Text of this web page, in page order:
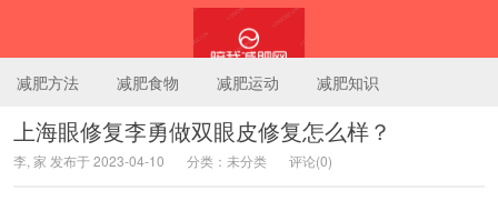
陪我减肥网
减肥方法 减肥食物 减肥运动 减肥知识
上海眼修复李勇做双眼皮修复怎么样？
李, 家 发布于 2023-04-10 分类：未分类 评论(0)